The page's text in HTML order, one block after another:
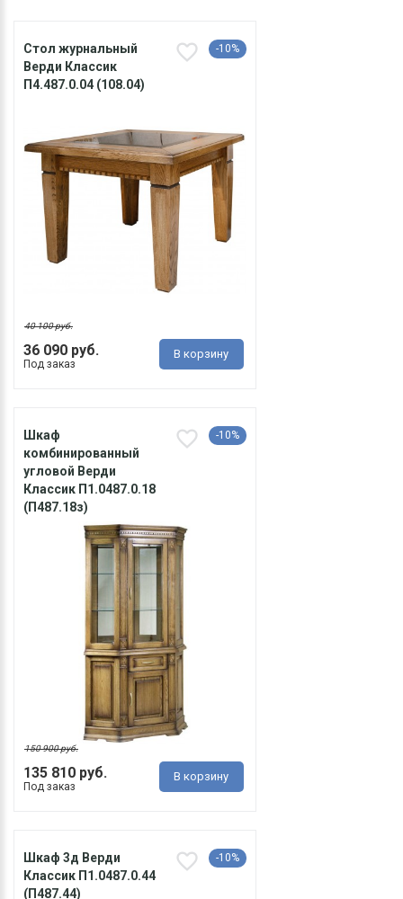
Стол журнальный
Верди Классик
П4.487.0.04 (108.04)
-10%
36 090 руб.
40 100 руб.
Под заказ
В корзину
Шкаф
комбинированный
угловой Верди
Классик П1.0487.0.18
(П487.18з)
-10%
135 810 руб.
150 900 руб.
Под заказ
В корзину
Шкаф 3д Верди
Классик П1.0487.0.44
(П487.44)
-10%